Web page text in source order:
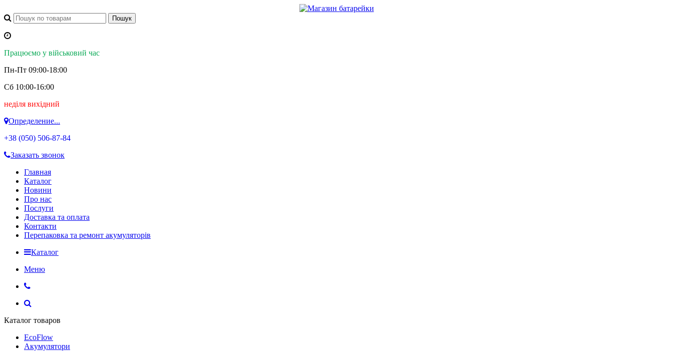
Працюємо у військовий час
Пн-Пт 09:00-18:00
Сб 10:00-16:00
неділя вихідний
Определение...
+38 (050) 506-87-84
Заказать звонок
Главная
Каталог
Новини
Про нас
Послуги
Доставка та оплата
Контакти
Перепаковка та ремонт акумуляторів
Каталог
Меню
Каталог товаров
EcoFlow
Акумулятори